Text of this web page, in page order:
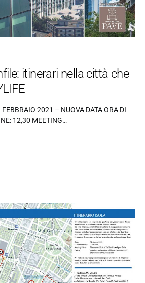
itinerari nella città che
2021 – NUOVA DATA ORA DI
12,30 MEETING…